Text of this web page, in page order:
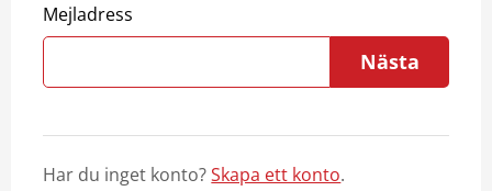
Mejladress
Nästa
Har du inget konto?Skapa ett konto.